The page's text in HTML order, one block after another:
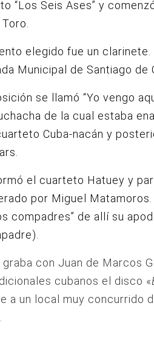
“Los Seis Ases” y
elegido fue un clarinete.
Municipal de Santiago de
se llamó “Yo vengo
de la cual estaba
Cuba-nacán y
el cuarteto Hatuey y
por Miguel Matamoros.
compadres” de allí su
graba con Juan de Marcos
cubanos el disco «
a un local muy concurrido